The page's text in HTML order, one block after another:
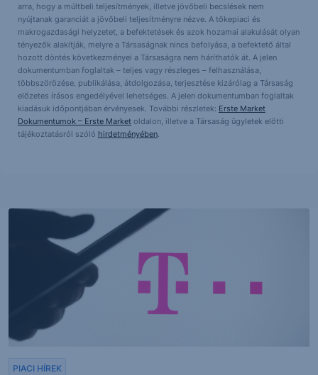
arra, hogy a múltbeli teljesítmények, illetve jövőbeli becslések nem
nyújtanak garanciát a jövőbeli teljesítményre nézve. A tőkepiaci és
makrogazdasági helyzetet, a befektetések és azok hozamai alakulását olyan
tényezők alakítják, melyre a Társaságnak nincs befolyása, a befektető által
hozott döntés következményei a Társaságra nem háríthatók át. A jelen
dokumentumban foglaltak – teljes vagy részleges – felhasználása,
többszörözése, publikálása, átdolgozása, terjesztése kizárólag a Társaság
előzetes írásos engedélyével lehetséges. A jelen dokumentumban foglaltak
kiadásuk időpontjában érvényesek. További részletek: Erste Market
Dokumentumok – Erste Marketoldalon, illetve a Társaság ügyletek előtti
tájékoztatásról szóló hirdetményében.
PIACI HÍREK